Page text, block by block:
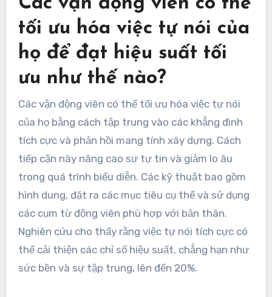
tối ưu hóa việc tự nói của
họ để đạt hiệu suất tối
ưu như thế nào?
Các vận động viên có thể tối ưu hóa việc tự nói
của họ bằng cách tập trung vào các khẳng định
tích cực và phản hồi mang tính xây dựng. Cách
tiếp cận này nâng cao sự tự tin và giảm lo âu
trong quá trình biểu diễn. Các kỹ thuật bao gồm
hình dung, đặt ra các mục tiêu cụ thể và sử dụng
các cụm từ động viên phù hợp với bản thân.
Nghiên cứu cho thấy rằng việc tự nói tích cực có
thể cải thiện các chỉ số hiệu suất, chẳng hạn như
sức bền và sự tập trung, lên đến 20%.